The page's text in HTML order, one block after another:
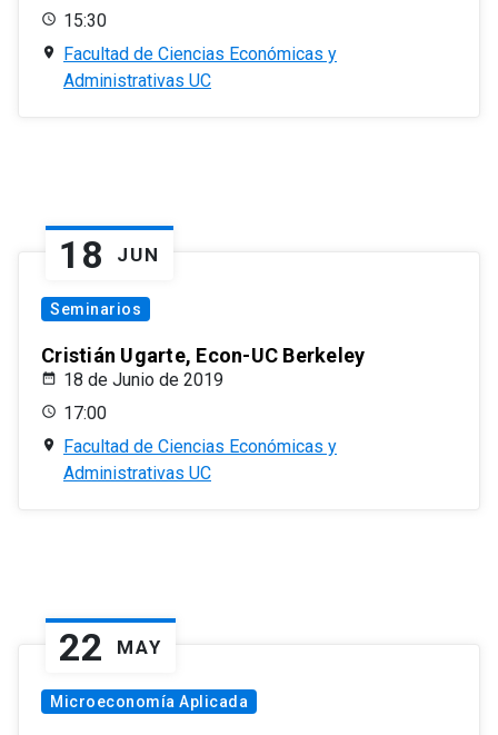
15:30
Facultad de Ciencias Económicas y
Administrativas UC
18 JUN
Seminarios
Cristián Ugarte, Econ-UC Berkeley
18 de Junio de 2019
17:00
Facultad de Ciencias Económicas y
Administrativas UC
22 MAY
Microeconomía Aplicada